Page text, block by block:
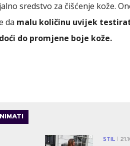
sredstvo za čišćenje kože.
da malu količinu uvijek
do promjene boje kože.
0 STIL